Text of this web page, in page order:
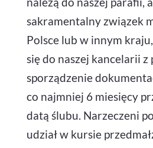
sakramentalny związek
Polsce lub w innym
się do naszej kancelarii z
sporządzenie
co najmniej 6 miesięcy
datą ślubu. Narzeczeni
udział w kursie